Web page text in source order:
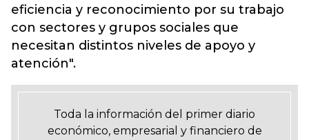
eficiencia y reconocimiento por su trabajo
con sectores y grupos sociales que
necesitan distintos niveles de apoyo y
atención".
Toda la información del primer diario
económico, empresarial y financiero de